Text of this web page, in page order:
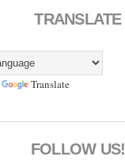
TRANSLATE
Translate
FOLLOW US!